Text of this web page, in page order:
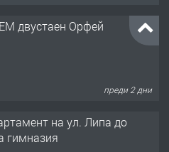
двустаен Орфей
преди 2 дни
на ул. Липа до
гимназия